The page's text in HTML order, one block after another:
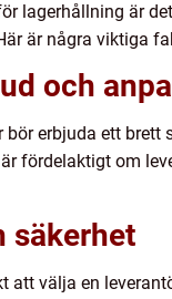
lagerhållning är
är några viktiga
och
bör erbjuda ett
fördelaktigt om
säkerhet
att välja en